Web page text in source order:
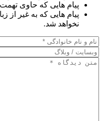
پیام هایی که حاوی
پیام هایی که به غیر از
نخواهد شد.